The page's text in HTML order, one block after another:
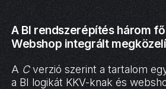
A BI rendszerépítés három
Webshop integrált
A Cverzió szerint a tartalom
a BI logikát KKV-knak és